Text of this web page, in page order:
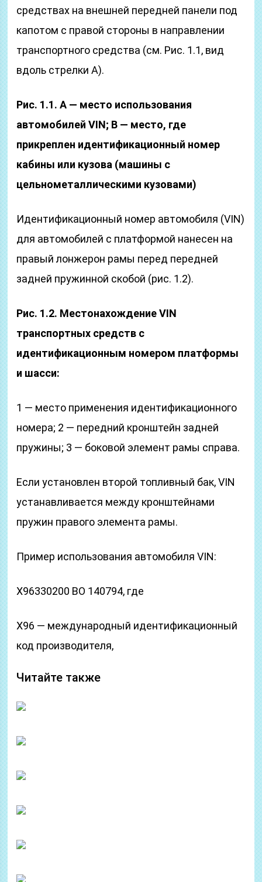
средствах на внешней передней панели под
капотом с правой стороны в направлении
транспортного средства (см. Рис. 1.1, вид
вдоль стрелки A).
Рис. 1.1. А — место использования
автомобилей VIN; B — место, где
прикреплен идентификационный номер
кабины или кузова (машины с
цельнометаллическими кузовами)
Идентификационный номер автомобиля (VIN)
для автомобилей с платформой нанесен на
правый лонжерон рамы перед передней
задней пружинной скобой (рис. 1.2).
Рис. 1.2. Местонахождение VIN
транспортных средств с
идентификационным номером платформы
и шасси:
1 — место применения идентификационного
номера; 2 — передний кронштейн задней
пружины; 3 — боковой элемент рамы справа.
Если установлен второй топливный бак, VIN
устанавливается между кронштейнами
пружин правого элемента рамы.
Пример использования автомобиля VIN:
Х96330200 ВО 140794, где
X96 — международный идентификационный
код производителя,
Читайте также